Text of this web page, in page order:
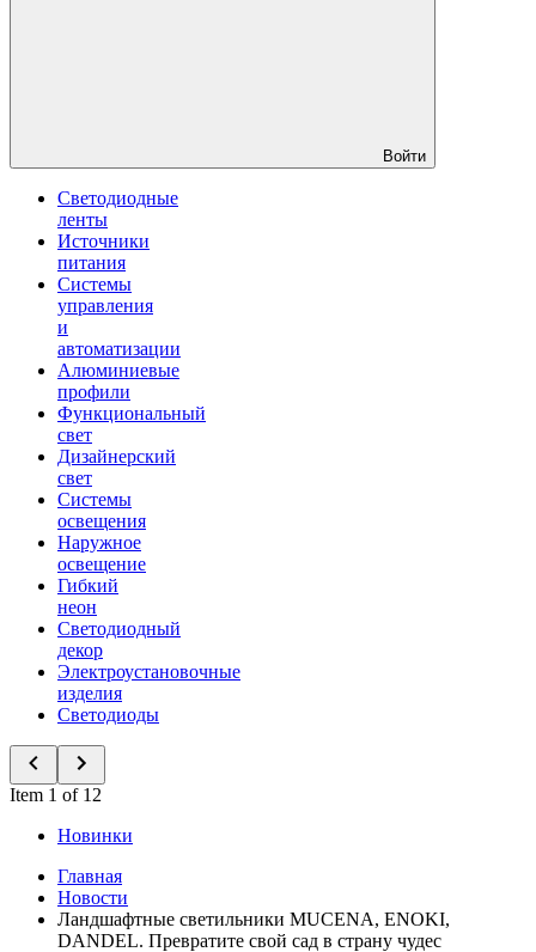
Войти
Светодиодные
ленты
Источники
питания
Системы
управления
и
автоматизации
Алюминиевые
профили
Функциональный
свет
Дизайнерский
свет
Системы
освещения
Наружное
освещение
Гибкий
неон
Светодиодный
декор
Электроустановочные
изделия
Светодиоды
Item 1 of 12
Новинки
Главная
Новости
Ландшафтные светильники MUCENA, ENOKI,
DANDEL. Превратите свой сад в страну чудес